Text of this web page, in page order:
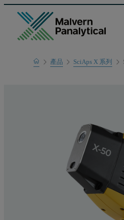
Home產品
產品範圍
SciAps X 系列